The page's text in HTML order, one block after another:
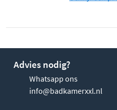
Advies nodig?
Whatsapp ons
info@badkamerxxl.nl